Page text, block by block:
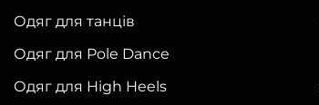
можна
сторінці
Одяг для танців
Одяг для Pole Dance
Одяг для High Heels